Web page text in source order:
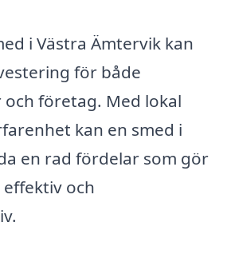
i Västra Ämtervik kan
för både
företag. Med lokal
kan en smed i
en rad fördelar som gör
och